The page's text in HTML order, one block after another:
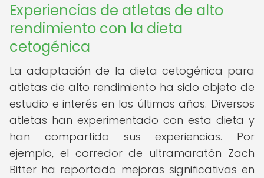
Experiencias de atletas de alto
rendimiento con la dieta
cetogénica
La adaptación de la dieta cetogénica para
atletas de alto rendimiento ha sido objeto de
estudio e interés en los últimos años. Diversos
atletas han experimentado con esta dieta y
han compartido sus experiencias. Por
ejemplo, el corredor de ultramaratón Zach
Bitter ha reportado mejoras significativas en